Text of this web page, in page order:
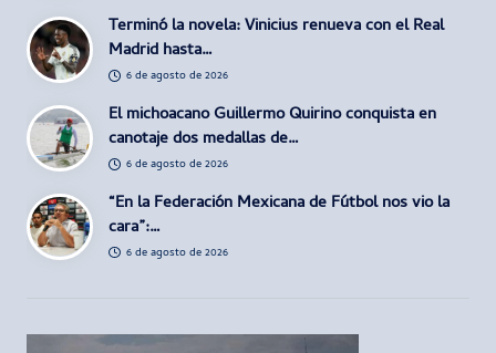
Terminó la novela: Vinicius renueva con el Real
Madrid hasta…
6 de agosto de 2026
El michoacano Guillermo Quirino conquista en
canotaje dos medallas de…
6 de agosto de 2026
“En la Federación Mexicana de Fútbol nos vio la
cara”:…
6 de agosto de 2026